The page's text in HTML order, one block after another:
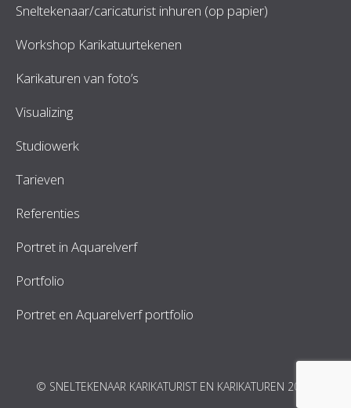
Sneltekenaar/caricaturist inhuren (op papier)
Workshop Karikatuurtekenen
Karikaturen van foto’s
Visualizing
Studiowerk
Tarieven
Referenties
Portret in Aquarelverf
Portfolio
Portret en Aquarelverf portfolio
© SNELTEKENAAR KARIKATURIST EN KARIKATUREN 2026.